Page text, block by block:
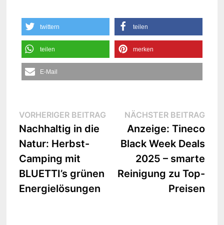
twittern teilen
teilen merken
E-Mail
Beitrags-
Navigation
VORHERIGER BEITRAGVorheriger
Beitrag:
Nachhaltig in die
Natur: Herbst-
Camping mit
BLUETTI’s grünen
Energielösungen
NÄCHSTER BEITRAG
Anzeige: Tineco
Black Week Deals
2025 – smarte
Reinigung zu Top-
Preisen